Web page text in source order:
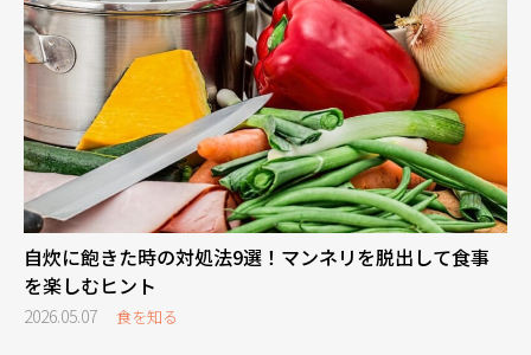
自炊に飽きた時の対処法9選！マンネリを脱出して食事
を楽しむヒント
2026.05.07 食を知る